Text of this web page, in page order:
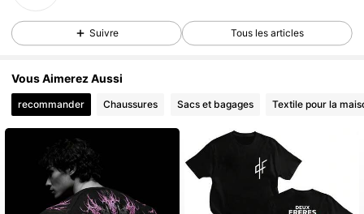
Suivre Tous les articles
Vous Aimerez Aussi
recommander Chaussures Sacs et bagages Textile pour la